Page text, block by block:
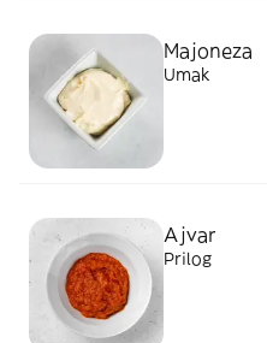
Majoneza
Umak
Ajvar
Prilog